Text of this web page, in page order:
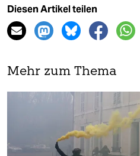
Diesen Artikel teilen
Mehr zum Thema